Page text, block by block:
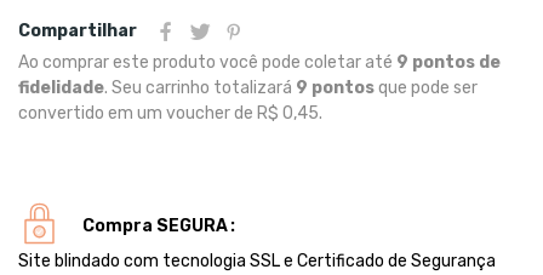
Compartilhar
Ao comprar este produto você pode coletar até 9 pontos de
fidelidade. Seu carrinho totalizará 9 pontosque pode ser
convertido em um voucher de R$ 0,45.
Compra SEGURA
Site blindado com tecnologia SSL e Certificado de Segurança